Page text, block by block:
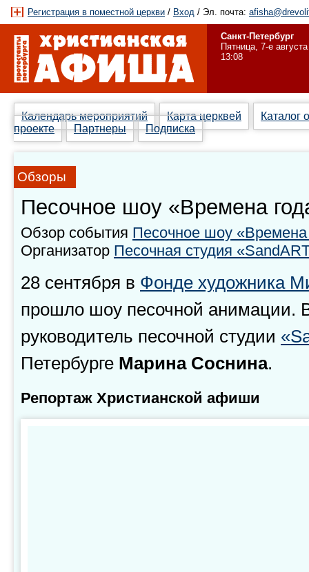
Регистрация в поместной церкви / Вход / Эл. почта:
Санкт-Петербург
Пятница, 7-е августа
13:08
Календарь мероприятий Карта церквей
Каталог
проекте
Партнеры Подписка
Обзоры
Песочное шоу «Времена
Обзор события Песочное шоу «Времена
Организатор Песочная студия
28 сентября в Фонде художника
прошло шоу песочной анимации.
руководитель песочной студии
Петербурге Марина Соснина.
Репортаж Христианской афиши